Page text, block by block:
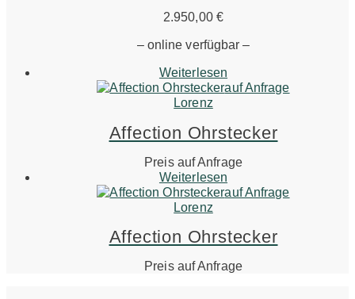
2.950,00 €
– online verfügbar –
Weiterlesen
auf Anfrage
Lorenz
Affection Ohrstecker
Preis auf Anfrage
Weiterlesen
auf Anfrage
Lorenz
Affection Ohrstecker
Preis auf Anfrage